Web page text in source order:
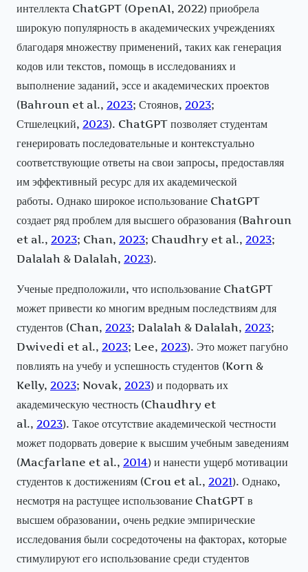
интеллекта ChatGPT (OpenAI, 2022) приобрела
широкую популярность в академических учреждениях
благодаря множеству применений, таких как генерация
кодов или текстов, помощь в исследованиях и
выполнение заданий, эссе и академических проектов
(Bahroun et al., 2023; Стоянов, 2023;
Стшелецкий, 2023). ChatGPT позволяет студентам
генерировать последовательные и контекстуально
соответствующие ответы на свои запросы, предоставляя
им эффективный ресурс для их академической
работы. Однако широкое использование ChatGPT
создает ряд проблем для высшего образования (Bahroun
et al., 2023; Chan, 2023; Chaudhry et al., 2023;
Dalalah & Dalalah, 2023).
Ученые предположили, что использование ChatGPT
может привести ко многим вредным последствиям для
студентов (Chan, 2023; Dalalah & Dalalah, 2023;
Dwivedi et al., 2023; Lee, 2023). Это может пагубно
повлиять на учебу и успешность студентов (Korn &
Kelly, 2023; Novak, 2023) и подорвать их
академическую честность (Chaudhry et
al., 2023). Такое отсутствие академической честности
может подорвать доверие к высшим учебным заведениям
(Macfarlane et al., 2014) и нанести ущерб мотивации
студентов к достижениям (Crou et al., 2021). Однако,
несмотря на растущее использование ChatGPT в
высшем образовании, очень редкие эмпирические
исследования были сосредоточены на факторах, которые
стимулируют его использование среди студентов